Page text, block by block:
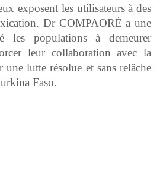
exposent les utilisateurs à des
Dr COMPAORÉ a une
populations à demeurer
leur collaboration avec la
lutte résolue et sans relâche
Faso.